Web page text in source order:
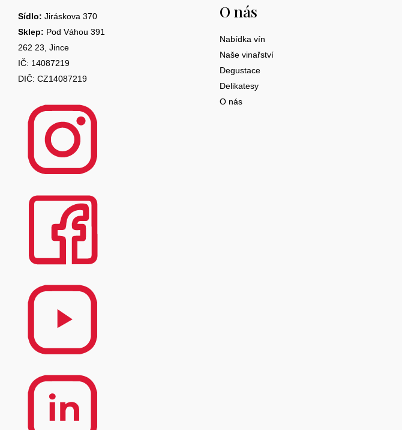
Sídlo: Jiráskova 370
Sklep: Pod Váhou 391
262 23, Jince
IČ: 14087219
DIČ: CZ14087219
O nás
Nabídka vín
Naše vinařství
Degustace
Delikatesy
O nás